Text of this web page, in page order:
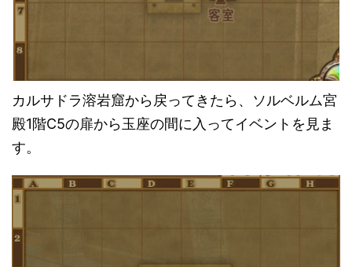
カルサドラ溶岩窟から戻ってきたら、ソルベルム宮
殿1階C5の扉から玉座の間に入ってイベントを見ま
す。